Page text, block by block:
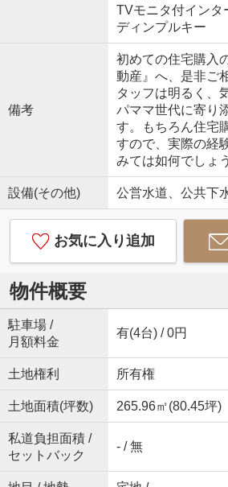
TVモニタ付インタ
ディンプルキー
備考
初めての住宅購入
動産』へ、是非ご
タッフは明るく、
パママ世代に寄り
す。もちろん住宅
すので、実際の経
みては如何でしょ
設備(その他) 公営水道、公共下
お気に入り追加
物件概要
駐車場 /
月額料金
有(4台) / 0円
土地権利 所有権
土地面積(坪数) 265.96㎡(80.45坪)
私道負担面積 /
セットバック
- / 無